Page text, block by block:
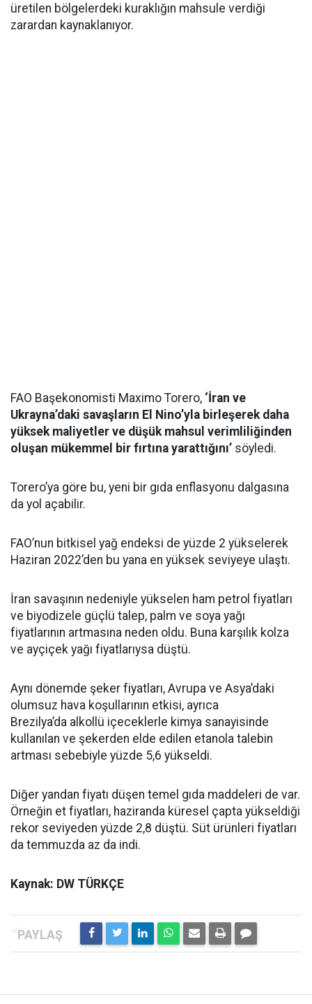
üretilen bölgelerdeki kuraklığın mahsule verdiği
zarardan kaynaklanıyor.
FAO Başekonomisti Maximo Torero, ‘İran ve
Ukrayna’daki savaşların El Nino’yla birleşerek daha
yüksek maliyetler ve düşük mahsul verimliliğinden
oluşan mükemmel bir fırtına yarattığını’ söyledi.
Torero’ya göre bu, yeni bir gıda enflasyonu dalgasına
da yol açabilir.
FAO’nun bitkisel yağ endeksi de yüzde 2 yükselerek
Haziran 2022’den bu yana en yüksek seviyeye ulaştı.
İran savaşının nedeniyle yükselen ham petrol fiyatları
ve biyodizele güçlü talep, palm ve soya yağı
fiyatlarının artmasına neden oldu. Buna karşılık kolza
ve ayçiçek yağı fiyatlarıysa düştü.
Aynı dönemde şeker fiyatları, Avrupa ve Asya’daki
olumsuz hava koşullarının etkisi, ayrıca
Brezilya’da alkollü içeceklerle kimya sanayisinde
kullanılan ve şekerden elde edilen etanola talebin
artması sebebiyle yüzde 5,6 yükseldi.
Diğer yandan fiyatı düşen temel gıda maddeleri de var.
Örneğin et fiyatları, haziranda küresel çapta yükseldiği
rekor seviyeden yüzde 2,8 düştü. Süt ürünleri fiyatları
da temmuzda az da indi.
Kaynak: DW TÜRKÇE